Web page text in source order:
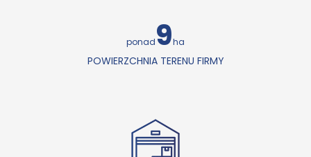
ponad9ha
POWIERZCHNIA TERENU FIRMY